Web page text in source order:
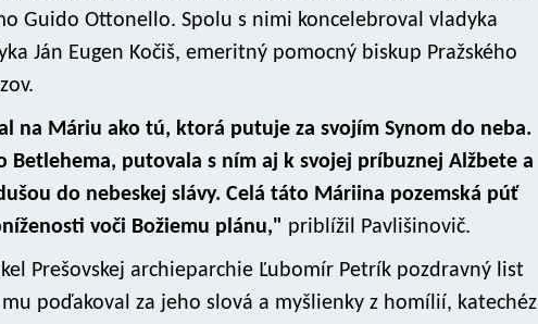
Guido Ottonello. Spolu s nimi koncelebroval vladyka
Ján Eugen Kočiš, emeritný pomocný biskup Pražského
na Máriu ako tú, ktorá putuje za svojím Synom do neba.
Betlehema, putovala s ním aj k svojej príbuznej Alžbete a
do nebeskej slávy. Celá táto Máriina pozemská púť
voči Božiemu plánu," priblížil Pavlišinovič.
Prešovskej archieparchie Ľubomír Petrík pozdravný list
poďakoval za jeho slová a myšlienky z homílií, katechéz